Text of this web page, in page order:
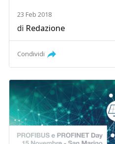
23 Feb 2018
di Redazione
Condividi